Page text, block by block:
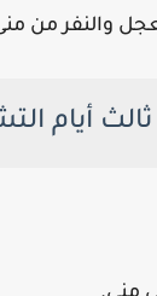
والنفر من منى.
أيام